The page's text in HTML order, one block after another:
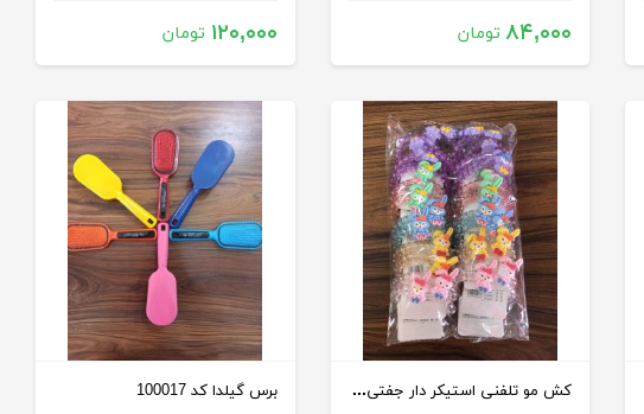
۸۴,۰۰۰ تومان ۱۲۰,۰۰۰ تومان
کش مو تلفنی استیکر دار جفتی کارتی کد 100516 برس گیلدا کد 100017